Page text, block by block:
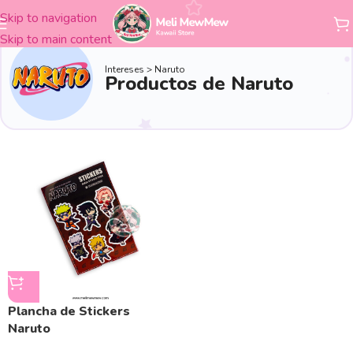
Skip to navigation
Skip to main content
Intereses > Naruto
Productos de Naruto
Plancha de Stickers
Naruto